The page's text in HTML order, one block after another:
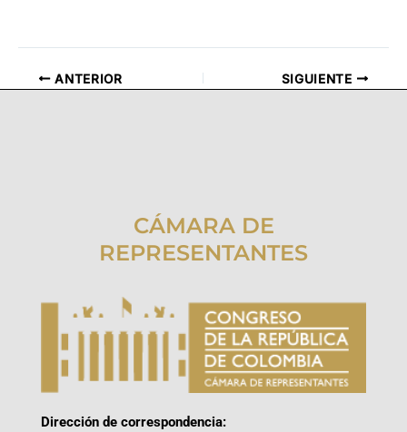
ANTERIOR SIGUIENTE
CÁMARA DE
REPRESENTANTES
Dirección de correspondencia: